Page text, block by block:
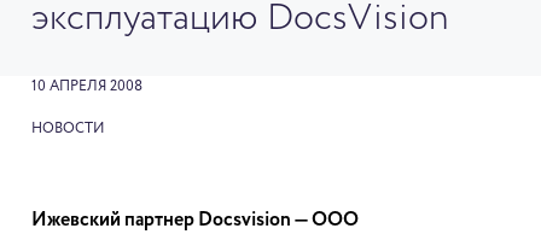
эксплуатацию DocsVision
10 АПРЕЛЯ 2008
НОВОСТИ
Ижевский партнер Docsvision — ООО